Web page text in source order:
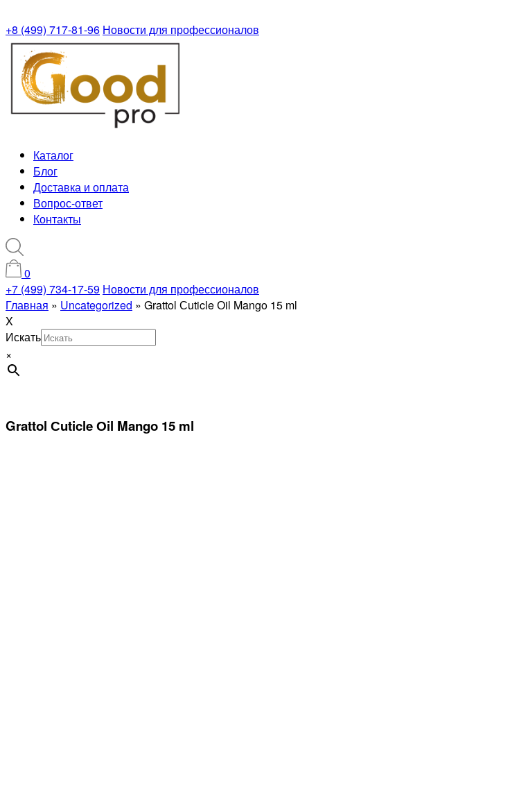
+8 (499) 717-81-96 Новости для профессионалов
Каталог
Блог
Доставка и оплата
Вопрос-ответ
Контакты
0
+7 (499) 734-17-59 Новости для профессионалов
Главная » Uncategorized » Grattol Сuticle Оil Mango 15 ml
X
Искать
×
Grattol Сuticle Оil Mango 15 ml